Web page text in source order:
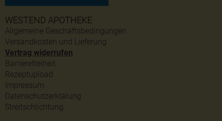
WESTEND APOTHEKE
Allgemeine Geschäftsbedingungen
Versandkosten und Lieferung
Vertrag widerrufen
Barrierefreiheit
Rezeptupload
Impressum
Datenschutzerklärung
Streitschlichtung